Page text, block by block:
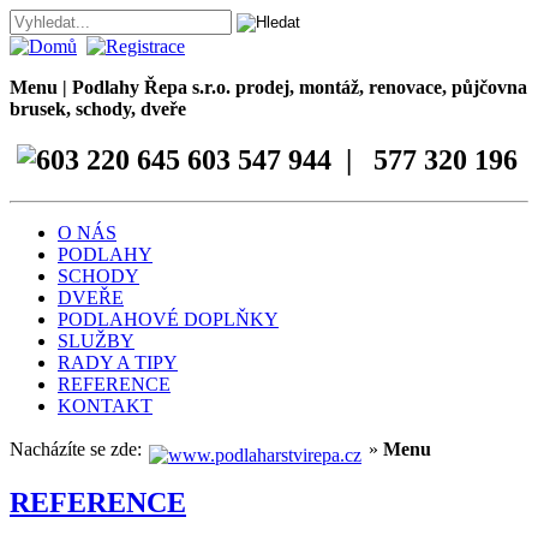
Menu | Podlahy Řepa s.r.o. prodej, montáž, renovace, půjčovna
brusek, schody, dveře
603 547 944 | 577 320 196
O NÁS
PODLAHY
SCHODY
DVEŘE
PODLAHOVÉ DOPLŇKY
SLUŽBY
RADY A TIPY
REFERENCE
KONTAKT
Nacházíte se zde: » Menu
REFERENCE